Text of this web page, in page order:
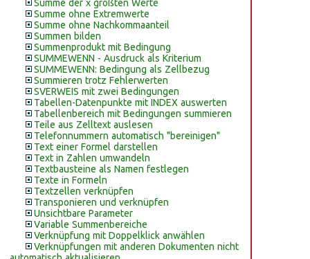
Summe der x größten Werte
Summe ohne Extremwerte
Summe ohne Nachkommaanteil
Summen bilden
Summenprodukt mit Bedingung
SUMMEWENN - Ausdruck als Kriterium
SUMMEWENN: Bedingung als Zellbezug
Summieren trotz Fehlerwerten
SVERWEIS mit zwei Bedingungen
Tabellen-Datenpunkte mit INDEX auswerten
Tabellenbereich mit Bedingungen summieren
Teile aus Zelltext auslesen
Telefonnummern automatisch "bereinigen"
Text einer Formel darstellen
Text in Zahlen umwandeln
Textbausteine als Namen festlegen
Texte in Formeln
Textzellen verknüpfen
Transponieren und verknüpfen
Unsichtbare Parameter
Variable Summenbereiche
Verknüpfung mit Doppelklick anwählen
Verknüpfungen mit anderen Dokumenten nicht